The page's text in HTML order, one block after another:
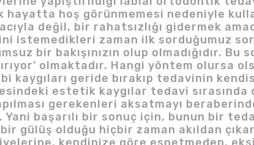
hayatta hoş görünmemesi nedeniyle
değil, bir rahatsızlığı gidermek
istemedikleri zaman ilk sorduğumuz
bir bakışınızın olup olmadığıdır.
olmaktadır. Hangi yöntem
kaygıları geride bırakıp tedavinin
estetik kaygılar tedavi
gerekenleri aksatmayı
Yani başarılı bir sonuç için, bunun bir
gülüş olduğu hiçbir zaman akıldan